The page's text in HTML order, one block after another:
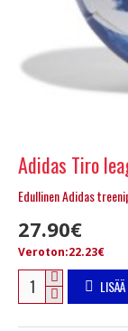
Adidas Tiro
Edullinen Adidas
27.90€
Veroton:22.23€